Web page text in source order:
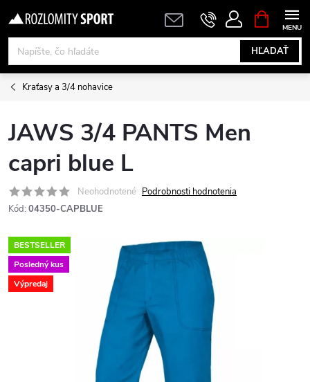
na
obsah
HĽADAŤ
KOŠÍK
Kraťasy a 3/4 nohavice
JAWS 3/4 PANTS Men
capri blue L
Neohodnotené Podrobnosti hodnotenia
Kód: 04350-CAPBLUE
BESTSELLER
Posledný kus
Výpredaj